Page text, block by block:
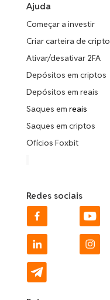
Ajuda
Começar a investir
Criar carteira de cripto
Ativar/desativar 2FA
Depósitos em criptos
Depósitos em reais
Saques em reais
Saques em criptos
Ofícios Foxbit
Redes sociais